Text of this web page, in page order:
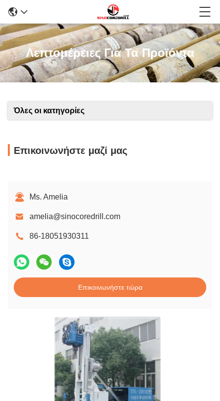
Λεπτομέρειες Για Τα Προϊόντα
Όλες οι κατηγορίες
Επικοινωνήστε μαζί μας
Ms. Amelia
amelia@sinocoredrill.com
86-18051930311
Επικοινωνήστε τώρα